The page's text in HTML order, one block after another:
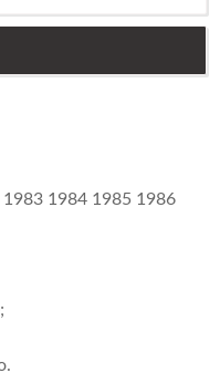
1983 1984 1985 1986